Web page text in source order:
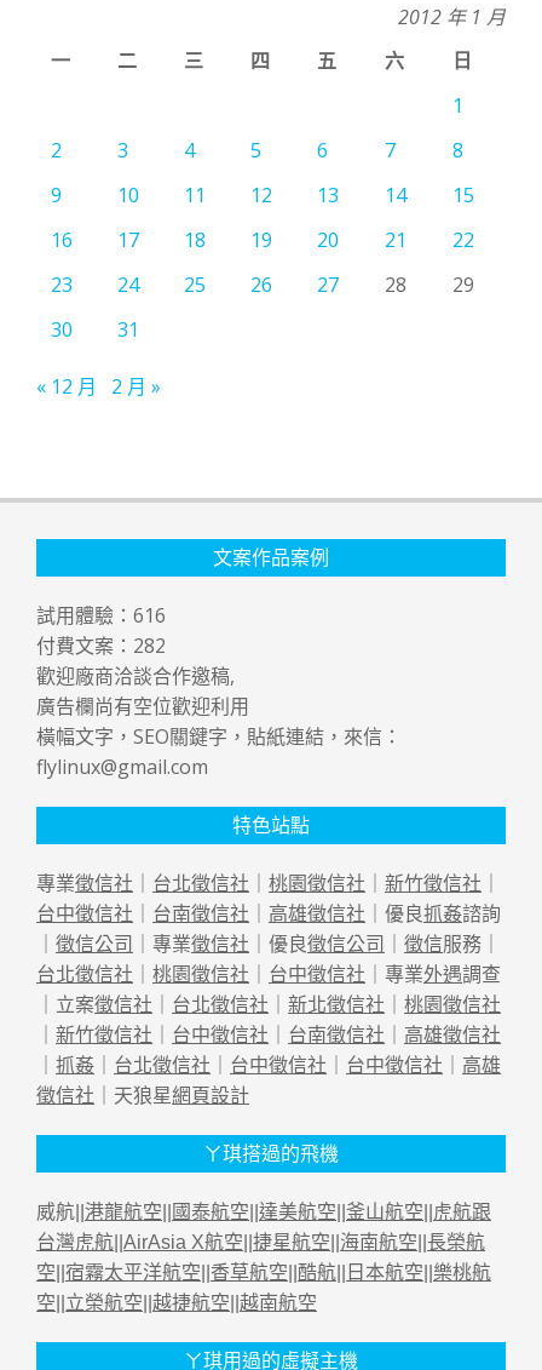
2012 年 1 月
一
二 三 四 五 六
日
1
2
3 4 5 6 7
8
9
10 11 12 13 14
15
16
17 18 19 20 21
22
23
24 25 26 27 28
29
30
31
« 12 月 2 月 »
文案作品案例
試用體驗： 616
付費文案： 282
歡迎廠商洽談合作邀稿,
廣告欄尚有空位歡迎利用
橫幅文字，SEO關鍵字，貼紙連結，來信：
flylinux@gmail.com
特色站點
專業徵信社 ｜ 台北徵信社 ｜ 桃園徵信社 ｜ 新竹徵信社 ｜
台中徵信社 ｜ 台南徵信社 ｜ 高雄徵信社 ｜優良抓姦諮詢
｜ 徵信公司 ｜專業徵信社 ｜優良徵信公司 ｜ 徵信服務｜
台北徵信社 ｜ 桃園徵信社 ｜ 台中徵信社 ｜專業外遇調查
｜立案徵信社 ｜ 台北徵信社 ｜ 新北徵信社 ｜ 桃園徵信社
｜ 新竹徵信社 ｜ 台中徵信社 ｜ 台南徵信社 ｜ 高雄徵信社
｜ 抓姦 ｜ 台北徵信社 ｜ 台中徵信社 ｜ 台中徵信社 ｜ 高雄
徵信社 ｜天狼星網頁設計
ㄚ琪搭過的飛機
威航|| 港龍航空 國泰航空 達美航空 釜山航空
虎航跟
台灣虎航 AirAsia X航空 捷星航空 海南航空 長榮航
空 宿霧太平洋航空 香草航空 酷航 日本航空 樂桃航
空 立榮航空 越捷航空 越南航空
ㄚ琪用過的虛擬主機